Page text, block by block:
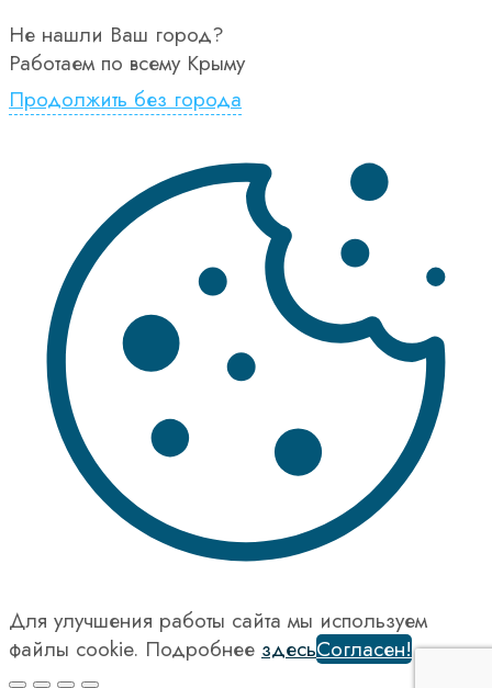
Не нашли Ваш город?
Работаем по всему Крыму
Продолжить без города
Для улучшения работы сайта мы используем
файлы cookie. Подробнее здесьСогласен!